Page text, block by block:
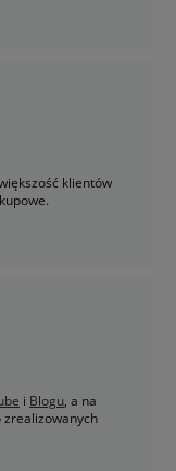
klientów
i Blogu, a na